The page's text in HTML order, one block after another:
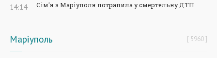
14:14 Сім'я з Маріуполя потрапила у смертельну ДТП
Маріуполь 5960